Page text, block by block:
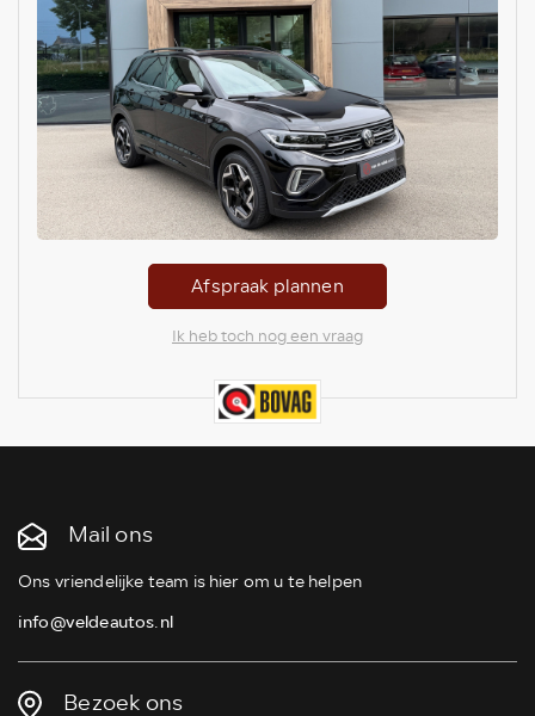
Afspraak plannen
Ik heb toch nog een vraag
Mail ons
Ons vriendelijke team is hier om u te helpen
info@veldeautos.nl
Bezoek ons